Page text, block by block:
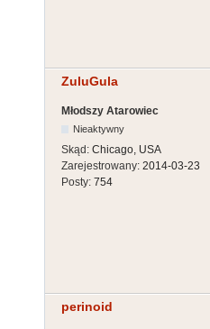
ZuluGula
Młodszy Atarowiec
Nieaktywny
Skąd: Chicago, USA
Zarejestrowany: 2014-03-23
Posty: 754
perinoid